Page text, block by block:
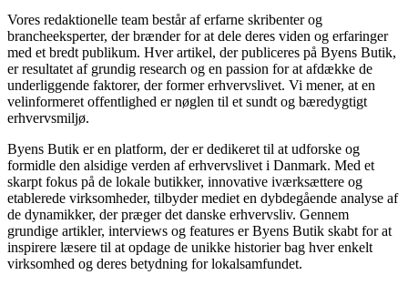
Vores redaktionelle team består af erfarne skribenter og
brancheeksperter, der brænder for at dele deres viden og erfaringer
med et bredt publikum. Hver artikel, der publiceres på Byens Butik,
er resultatet af grundig research og en passion for at afdække de
underliggende faktorer, der former erhvervslivet. Vi mener, at en
velinformeret offentlighed er nøglen til et sundt og bæredygtigt
erhvervsmiljø.
Byens Butik er en platform, der er dedikeret til at udforske og
formidle den alsidige verden af erhvervslivet i Danmark. Med et
skarpt fokus på de lokale butikker, innovative iværksættere og
etablerede virksomheder, tilbyder mediet en dybdegående analyse af
de dynamikker, der præger det danske erhvervsliv. Gennem
grundige artikler, interviews og features er Byens Butik skabt for at
inspirere læsere til at opdage de unikke historier bag hver enkelt
virksomhed og deres betydning for lokalsamfundet.